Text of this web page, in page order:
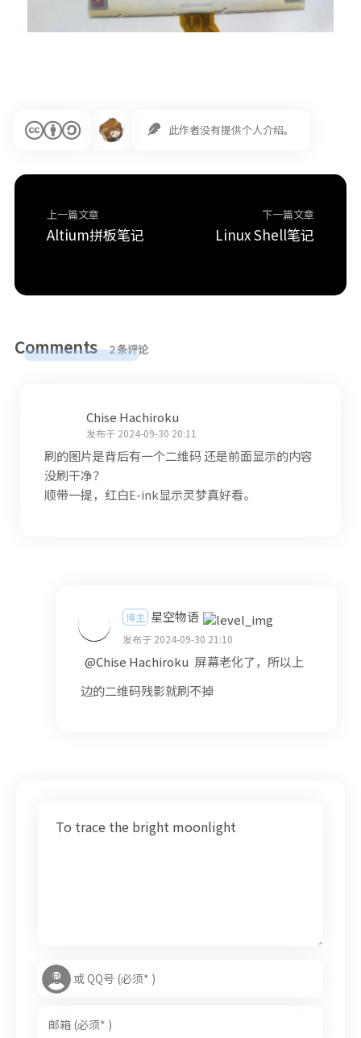
此作者没有提供个人介绍。
上一篇文章
Altium拼板笔记
下一篇文章
Linux Shell笔记
Comments 2 条评论
Chise Hachiroku
发布于 2024-09-30 20:11
刷的图片是背后有一个二维码 还是前面显示的内容
没刷干净？
顺带一提，红白E-ink显示灵梦真好看。
博主 星空物语
发布于 2024-09-30 21:10
@Chise Hachiroku 屏幕老化了，所以上
边的二维码残影就刷不掉
To trace the bright moonlight